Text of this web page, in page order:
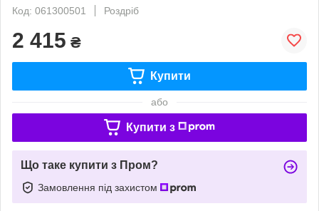
Код: 061300501
Роздріб
2 415 ₴
Купити
або
Купити з
Що таке купити з Пром?
Замовлення під захистом